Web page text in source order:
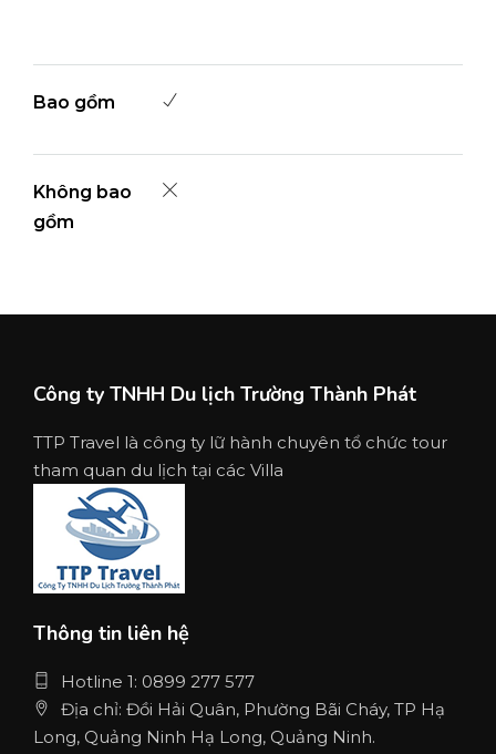
Bao gồm
Không bao
gồm
Công ty TNHH Du lịch Trường Thành Phát
TTP Travel là công ty lữ hành chuyên tổ chức tour
tham quan du lịch tại các Villa
Thông tin liên hệ
Hotline 1: 0899 277 577
Địa chỉ: Đồi Hải Quân, Phường Bãi Cháy, TP Hạ
Long, Quảng Ninh Hạ Long, Quảng Ninh.